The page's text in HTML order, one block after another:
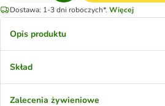
Dostawa: 1-3 dni roboczych*. Więcej
Opis produktu
Skład
Zalecenia żywieniowe